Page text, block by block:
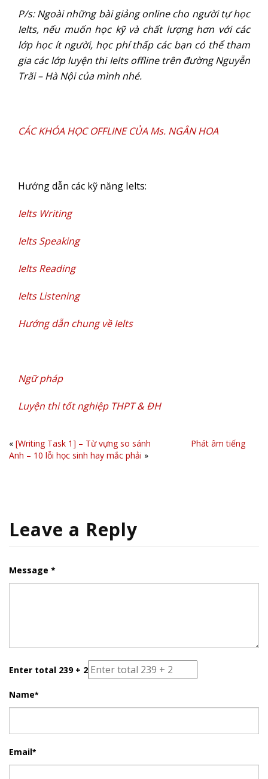
P/s: Ngoài những bài giảng online cho người tự học
Ielts, nếu muốn học kỹ và chất lượng hơn với các
lớp học ít người, học phí thấp các bạn có thể tham
gia các lớp luyện thi Ielts offline trên đường Nguyễn
Trãi – Hà Nội của mình nhé.
CÁC KHÓA HỌC OFFLINE CỦA Ms. NGÂN HOA
Hướng dẫn các kỹ năng Ielts:
Ielts Writing
Ielts Speaking
Ielts Reading
Ielts Listening
Hướng dẫn chung về Ielts
Ngữ pháp
Luyện thi tốt nghiệp THPT & ĐH
« [Writing Task 1] – Từ vựng so sánh
Phát âm tiếng
Anh – 10 lỗi học sinh hay mắc phải »
Leave a Reply
Message *
Enter total 239 + 2
Name*
Email*